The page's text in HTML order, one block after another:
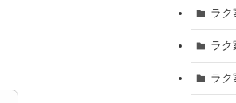
ラク
ラク
ラク